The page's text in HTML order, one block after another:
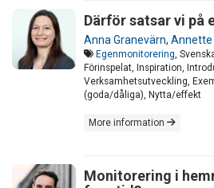
Därför satsar vi på
Anna Granevärn, Annette
Egenmonitorering,
Förinspelat, Inspiration,
Verksamhetsutveckling,
(goda/dåliga), Nytta/effekt
More information
Monitorering i